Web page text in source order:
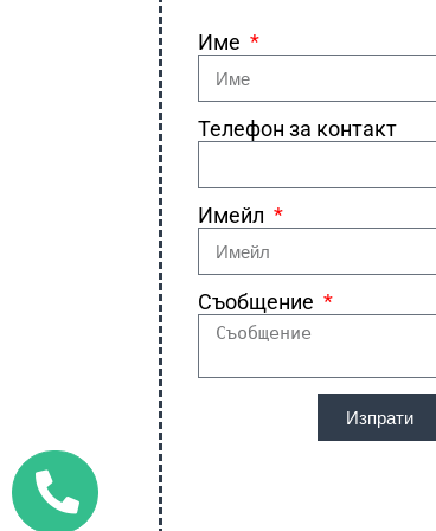
Име
Телефон за контакт
Имейл
Съобщение
Изпрати